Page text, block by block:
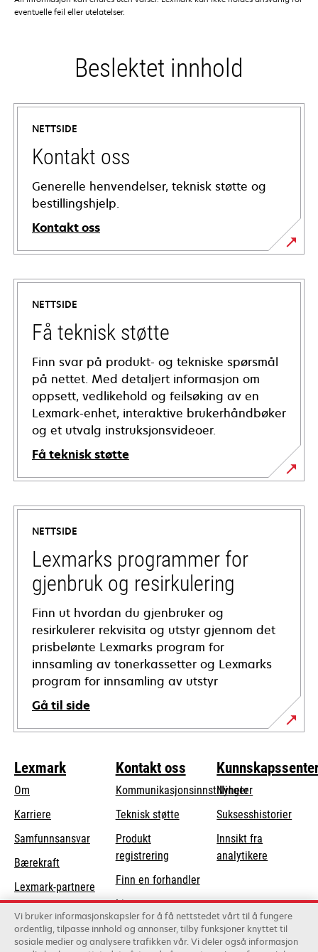
eventuelle feil eller utelatelser.
Beslektet innhold
NETTSIDE
Kontakt oss
Generelle henvendelser, teknisk støtte og
bestillingshjelp.
Kontakt oss
NETTSIDE
Få teknisk støtte
Finn svar på produkt- og tekniske spørsmål
på nettet. Med detaljert informasjon om
oppsett, vedlikehold og feilsøking av en
Lexmark-enhet, interaktive brukerhåndbøker
og et utvalg instruksjonsvideoer.
Få teknisk støtte
opens
in
new
tab
NETTSIDE
Lexmarks programmer for
gjenbruk og resirkulering
Finn ut hvordan du gjenbruker og
resirkulerer rekvisita og utstyr gjennom det
prisbelønte Lexmarks program for
innsamling av tonerkassetter og Lexmarks
program for innsamling av utstyr
Gå til side
Lexmark
Om
Karriere
Samfunnsansvaropens
new
tab
Bærekraft
Lexmark-partnere
Kontakt oss
Kommunikasjonsinnstillinger
Teknisk støtteopens
tab
Produkt
registrering
Finn en forhandler
Liste over
grossister
Nyheter
Suksesshistorier
Innsikt fra
analytikere
Vi bruker informasjonskapsler for å få nettstedet vårt til å fungere
ordentlig, tilpasse innhold og annonser, tilby funksjoner knyttet til
sosiale medier og analysere trafikken vår. Vi deler også informasjon